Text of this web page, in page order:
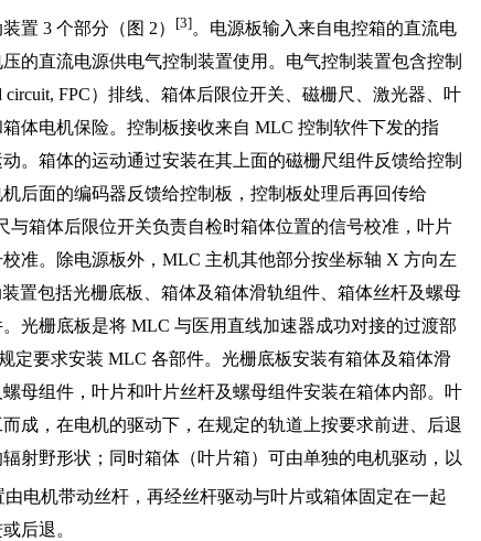
置 3 个部分（图 2） [3]。电源板输入来自电控箱的直流电
的直流电源供电气控制装置使用。电气控制装置包含控制
circuit, FPC）排线、箱体后限位开关、磁栅尺、激光器、叶
体电机保险。控制板接收来自 MLC 控制软件下发的指
。箱体的运动通过安装在其上面的磁栅尺组件反馈给控制
后面的编码器反馈给控制板，控制板处理后再回传给
与箱体后限位开关负责自检时箱体位置的信号校准，叶片
准。除电源板外，MLC 主机其他部分按坐标轴 X 方向左
置包括光栅底板、箱体及箱体滑轨组件、箱体丝杆及螺母
光栅底板是将 MLC 与医用直线加速器成功对接的过渡部
定要求安装 MLC 各部件。光栅底板安装有箱体及箱体滑
母组件，叶片和叶片丝杆及螺母组件安装在箱体内部。叶
成，在电机的驱动下，在规定的轨道上按要求前进、后退
射野形状；同时箱体（叶片箱）可由单独的电机驱动，以
由电机带动丝杆，再经丝杆驱动与叶片或箱体固定在一起
后退。